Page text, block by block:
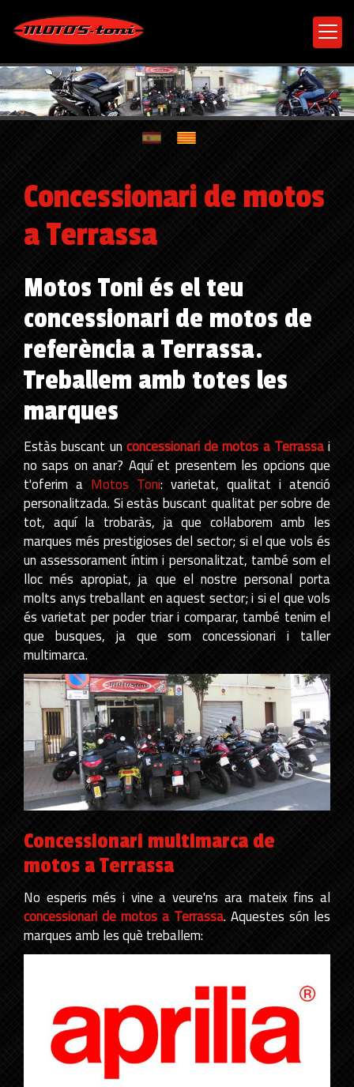
Concessionari de motos
a Terrassa
Motos Toni és el teu
concessionari de motos de
referència a Terrassa.
Treballem amb totes les
marques
Estàs buscant unconcessionari de motos a Terrassai
no saps on anar? Aquí et presentem les opcions que
t'oferim a Motos Toni: varietat, qualitat i atenció
personalitzada. Si estàs buscant qualitat per sobre de
tot, aquí la trobaràs, ja que col·laborem amb les
marques més prestigioses del sector; si el que vols és
un assessorament íntim i personalitzat, també som el
lloc més apropiat, ja que el nostre personal porta
molts anys treballant en aquest sector; i si el que vols
és varietat per poder triar i comparar, també tenim el
que busques, ja que som concessionari i taller
multimarca.
Concessionari multimarca de
motos a Terrassa
No esperis més i vine a veure'ns ara mateix fins al
concessionari de motos a Terrassa. Aquestes són les
marques amb les què treballem: